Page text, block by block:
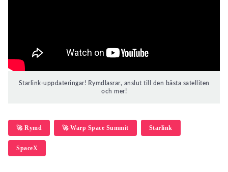
Starlink-uppdateringar! Rymdlasrar, anslut till den bästa satelliten
och mer!
🚀 Rymd 🚀 Warp Space Summit Starlink
SpaceX